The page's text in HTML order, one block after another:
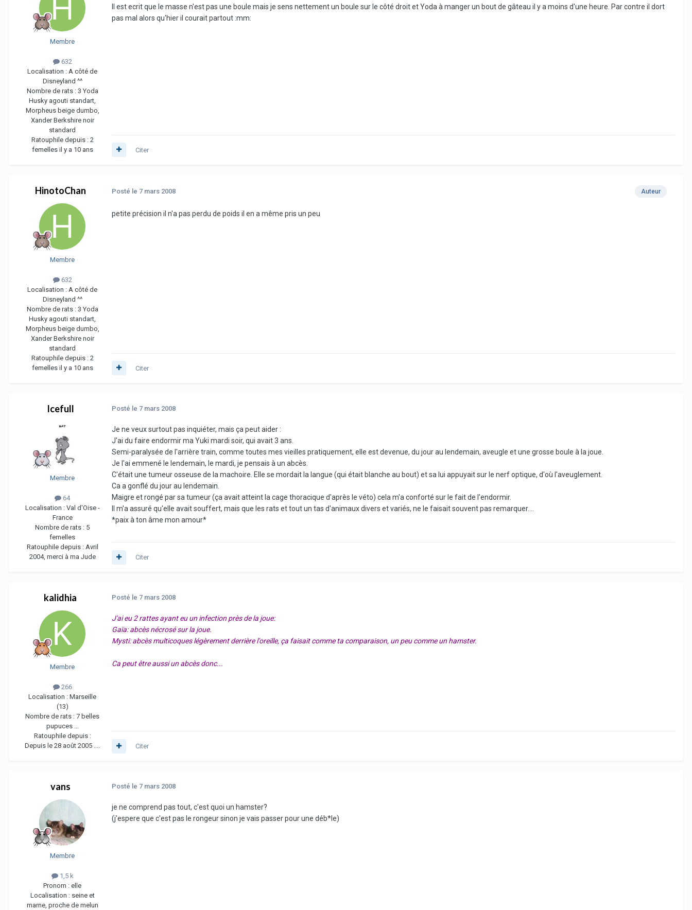
Membre
632
Localisation : A côté de
Disneyland ^^
Nombre de rats : 3 Yoda
Husky agouti standart,
Morpheus beige dumbo,
Xander Berkshire noir
standard
Ratouphile depuis : 2
femelles il y a 10 ans
Il est ecrit que le masse n'est pas une boule mais je sens nettement un boule sur le côté droit et Yoda à manger un bout de gâteau il y a moins d'une heure. Par contre il dort
pas mal alors qu'hier il courait partout :mm:
Citer
HinotoChan
Membre
632
Localisation : A côté de
Disneyland ^^
Nombre de rats : 3 Yoda
Husky agouti standart,
Morpheus beige dumbo,
Xander Berkshire noir
standard
Ratouphile depuis : 2
femelles il y a 10 ans
Auteur
Posté le 7 mars 2008
petite précision il n'a pas perdu de poids il en a même pris un peu
Citer
Icefull
Membre
64
Localisation : Val d'Oise -
France
Nombre de rats : 5
femelles
Ratouphile depuis : Avril
2004, merci à ma Jude
Posté le 7 mars 2008
Je ne veux surtout pas inquiéter, mais ça peut aider :
J'ai du faire endormir ma Yuki mardi soir, qui avait 3 ans.
Semi-paralysée de l'arrière train, comme toutes mes vieilles pratiquement, elle est devenue, du jour au lendemain, aveugle et une grosse boule à la joue.
Je l'ai emmené le lendemain, le mardi, je pensais à un abcès.
C'était une tumeur osseuse de la machoire. Elle se mordait la langue (qui était blanche au bout) et sa lui appuyait sur le nerf optique, d'où l'aveuglement.
Ca a gonflé du jour au lendemain.
Maigre et rongé par sa tumeur (ça avait atteint la cage thoracique d'après le véto) cela m'a conforté sur le fait de l'endormir.
Il m'a assuré qu'elle avait souffert, mais que les rats et tout un tas d'animaux divers et variés, ne le faisait souvent pas remarquer....
*paix à ton âme mon amour*
Citer
kalidhia
Membre
266
Localisation : Marseille
(13)
Nombre de rats : 7 belles
pupuces ...
Ratouphile depuis :
Depuis le 28 août 2005 ....
Posté le 7 mars 2008
J'ai eu 2 rattes ayant eu un infection près de la joue:
Gaïa: abcès nécrosé sur la joue.
Mysti: abcès multicoques légèrement derrière l'oreille, ça faisait comme ta comparaison, un peu comme un hamster.
Ca peut être aussi un abcès donc...
Citer
vans
Membre
1,5 k
Pronom : elle
Localisation : seine et
marne, proche de melun
Posté le 7 mars 2008
je ne comprend pas tout, c'est quoi un hamster?
(j'espere que c'est pas le rongeur sinon je vais passer pour une déb*le)